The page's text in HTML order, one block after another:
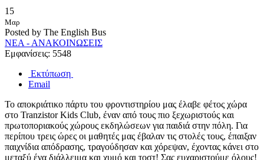
15
Μαρ
Posted by The English Bus
ΝΕΑ - ΑΝΑΚΟΙΝΩΣΕΙΣ
Εμφανίσεις: 5548
Εκτύπωση
Email
Το αποκριάτικο πάρτυ του φροντιστηρίου μας έλαβε φέτος χώρα
στο Tranzistor Kids Club, έναν από τους πιο ξεχωριστούς και
πρωτοποριακούς χώρους εκδηλώσεων για παιδιά στην πόλη. Για
περίπου τρεις ώρες οι μαθητές μας έβαλαν τις στολές τους, έπαιξαν
παιχνίδια απόδρασης, τραγούδησαν και χόρεψαν, έχοντας κάνει στο
μεταξύ ένα διάλλειμα και χυμό και τοστ! Σας ευχαριστούμε όλους!